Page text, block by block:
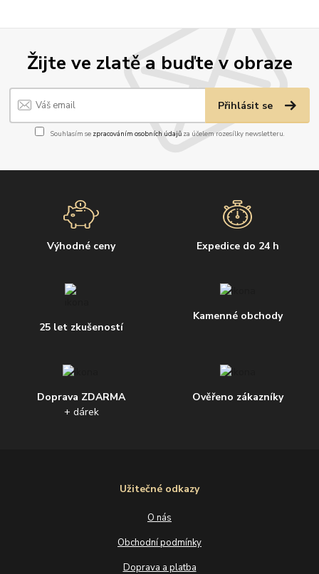
Žijte ve zlatě a buďte v obraze
Přihlásit se
Souhlasím se zpracováním osobních údajůza účelem rozesílky newsletteru.
Výhodné ceny Expedice do 24 h
25 let zkušeností
Kamenné obchody
Doprava ZDARMA
+ dárek
Ověřeno zákazníky
Užitečné odkazy
O nás
Obchodní podmínky
Doprava a platba